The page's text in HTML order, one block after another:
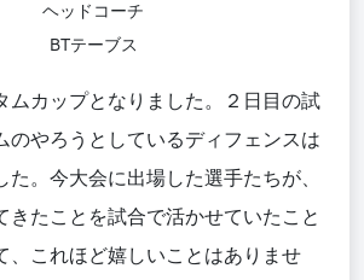
ヘッドコーチ
BTテーブス
ムカップとなりました。２日目の試
のやろうとしているディフェンスは
た。今大会に出場した選手たちが、
きたことを試合で活かせていたこと
、これほど嬉しいことはありませ